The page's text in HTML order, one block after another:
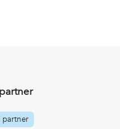
partner